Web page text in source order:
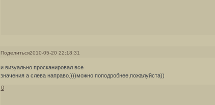
Поделиться2010-05-20 22:18:31
и визуально просканировал все
значения а слева направо.)))можно поподробнее,пожалуйста))
0